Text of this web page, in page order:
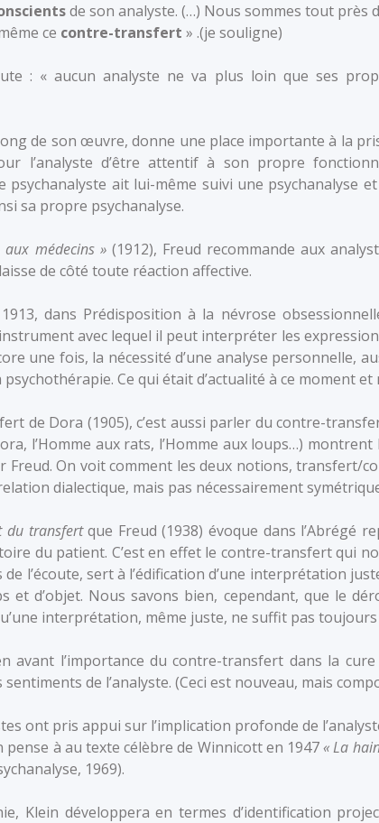
de son analyste. (…) Nous sommes tout près
ce contre-transfert » .(je souligne)
: « aucun analyste ne va plus loin que ses
de son œuvre, donne une place importante à la
l’analyste d’être attentif à son propre
psychanalyste ait lui-même suivi une psychanalyse
sa propre psychanalyse.
aux médecins »(1912), Freud recommande aux
de côté toute réaction affective.
dans Prédisposition à la névrose
avec lequel il peut interpréter les
une fois, la nécessité d’une analyse personnelle,
Ce qui était d’actualité à ce moment et
de Dora (1905), c’est aussi parler du contre-
l’Homme aux rats, l’Homme aux loups…)
Freud. On voit comment les deux notions, transfert/
dialectique, mais pas nécessairement
du transfertque Freud (1938) évoque dans l’Abrégé
du patient. C’est en effet le contre-transfert qui
l’écoute, sert à l’édification d’une interprétation
et d’objet. Nous savons bien, cependant, que le
interprétation, même juste, ne suffit pas
avant l’importance du contre-transfert dans la
de l’analyste. (Ceci est nouveau, mais
ont pris appui sur l’implication profonde de
pense à au texte célèbre de Winnicott en 1947« La
1969).
Klein développera en termes d’identification